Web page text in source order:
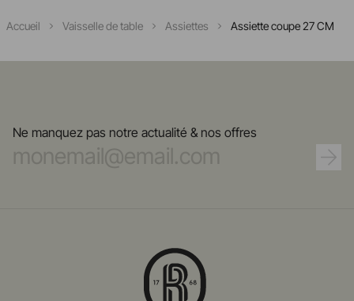
Accueil Vaisselle de table Assiettes Assiette coupe 27 CM
Ne manquez pas notre actualité & nos offres